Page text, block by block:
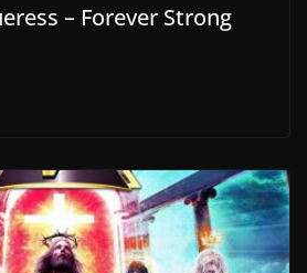
– Forever Strong